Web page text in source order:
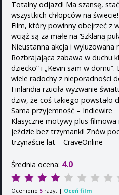
Totalny odjazd! Ma szansę,
wszystkich chłopców na
Film, który powinny obejrzeć z
wciąż są za małe na ‘Szklaną
Nieustanna akcja i wyluzowana
Rozbrajająca zabawa w duchu
dziecko” i „Kevin sam w
wiele radochy z nieporadności
Finlandia rzuciła wyzwanie
dziw, że coś takiego powstało
Sama przyjemność – Indiewire
Klasyczne motywy plus
jeździe bez trzymanki! Znów
trzynaście lat – CraveOnline
Średnia ocena: 4.0
Oceniono 5 razy. | Oceń film